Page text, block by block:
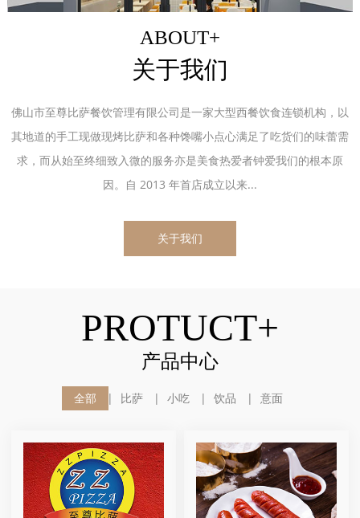
ABOUT+
关于我们
佛山市至尊比萨餐饮管理有限公司是一家大型西餐饮食连锁机构，以
其地道的手工现做现烤比萨和各种馋嘴小点心满足了吃货们的味蕾需
求，而从始至终细致入微的服务亦是美食热爱者钟爱我们的根本原
因。自 2013 年首店成立以来...
关于我们
PROTUCT+
产品中心
全部 比萨 小吃 饮品 意面